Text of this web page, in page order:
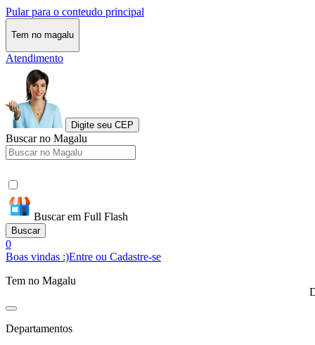
Pular para o conteudo principal
Tem no magalu
Atendimento
Digite seu CEP
Buscar no Magalu
Buscar em Full Flash
Buscar
0
Boas vindas :)Entre ou Cadastre-se
Tem no Magalu
Departamentos